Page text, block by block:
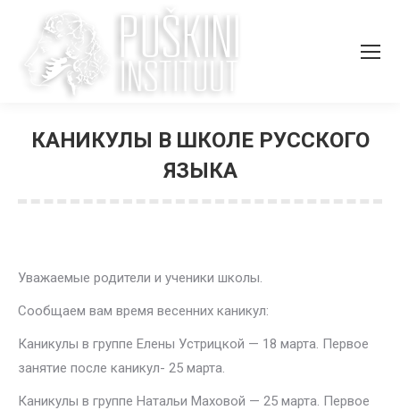
КАНИКУЛЫ В ШКОЛЕ РУССКОГО
ЯЗЫКА
Уважаемые родители и ученики школы.
Сообщаем вам время весенних каникул:
Каникулы в группе Елены Устрицкой — 18 марта. Первое
занятие после каникул- 25 марта.
Каникулы в группе Натальи Маховой — 25 марта. Первое